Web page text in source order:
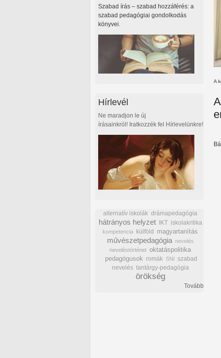
A
Szabad írás – szabad hozzáférés: a
szabad pedagógiai gondolkodás
könyvei.
Hírlevél
Ne maradjon le új
írásainkról! Iratkozzék fel Hírlevelünkre!
alternatív iskolák drámapedagógia
hátrányos helyzet IKT iskolakritika
kompetencia külföld magyartanítás
művészetpedagógia
nevelés
neveléstörténet oktatáspolitika
pedagógusok romák SNI szabad
nevelés tantárgy-pedagógia
örökség
Tovább